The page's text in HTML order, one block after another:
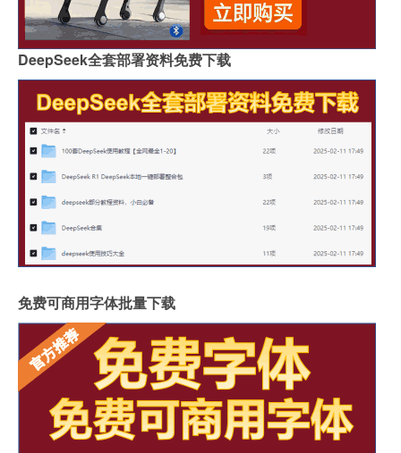
DeepSeek全套部署资料免费下载
免费可商用字体批量下载